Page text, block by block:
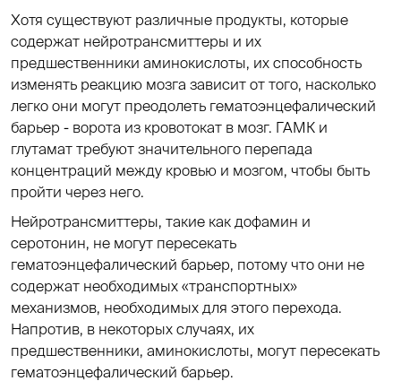
Хотя существуют различные продукты, которые
содержат нейротрансмиттеры и их
предшественники аминокислоты, их способность
изменять реакцию мозга зависит от того, насколько
легко они могут преодолеть гематоэнцефалический
барьер - ворота из кровотокат в мозг. ГАМК и
глутамат требуют значительного перепада
концентраций между кровью и мозгом, чтобы быть
пройти через него.
Нейротрансмиттеры, такие как дофамин и
серотонин, не могут пересекать
гематоэнцефалический барьер, потому что они не
содержат необходимых «транспортных»
механизмов, необходимых для этого перехода.
Напротив, в некоторых случаях, их
предшественники, аминокислоты, могут пересекать
гематоэнцефалический барьер.